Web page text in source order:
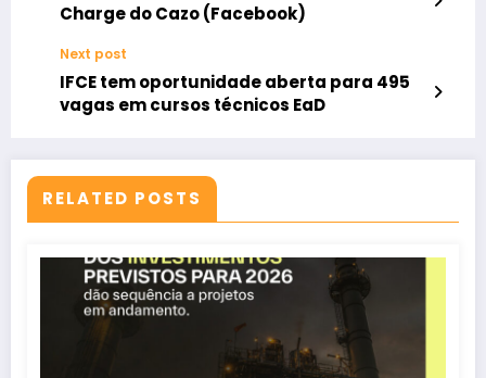
Charge do Cazo (Facebook)
Next post
IFCE tem oportunidade aberta para 495
vagas em cursos técnicos EaD
RELATED POSTS